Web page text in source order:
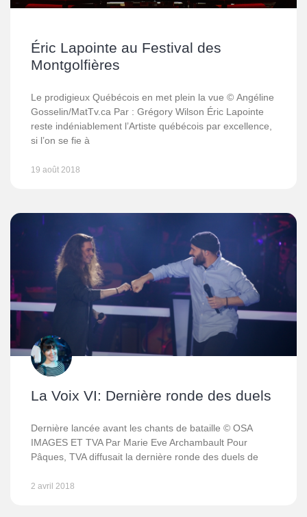
Éric Lapointe au Festival des
Montgolfières
Le prodigieux Québécois en met plein la vue © Angéline
Gosselin/MatTv.ca Par : Grégory Wilson Éric Lapointe
reste indéniablement l’Artiste québécois par excellence,
si l’on se fie à
19 août 2018
La Voix VI: Dernière ronde des duels
Dernière lancée avant les chants de bataille © OSA
IMAGES ET TVA Par Marie Eve Archambault Pour
Pâques, TVA diffusait la dernière ronde des duels de
2 avril 2018